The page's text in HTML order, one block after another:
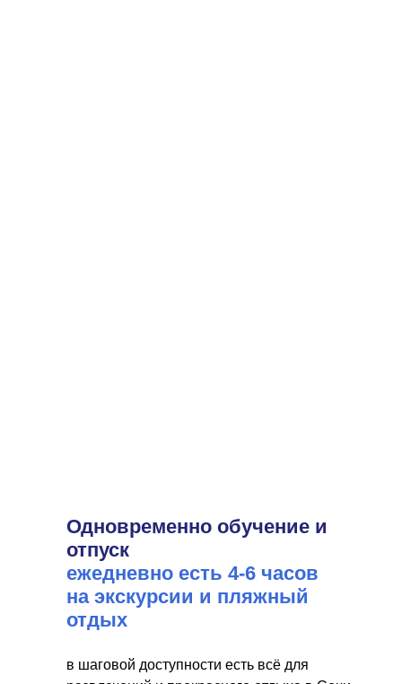
Одновременно обучение и
отпуск
ежедневно есть 4-6 часов
на экскурсии и пляжный
отдых
в шаговой доступности есть всё для